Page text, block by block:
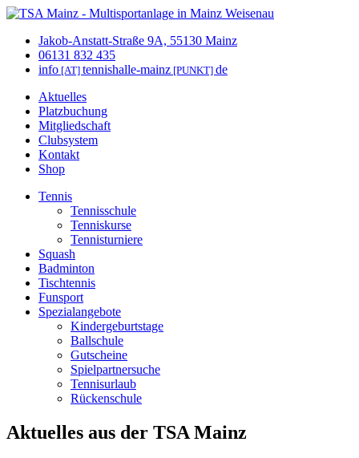
Jakob-Anstatt-Straße 9A, 55130 Mainz
06131 832 435
info [AT] tennishalle-mainz [PUNKT] de
Aktuelles
Platzbuchung
Mitgliedschaft
Clubsystem
Kontakt
Shop
Tennis
Tennisschule
Tenniskurse
Tennisturniere
Squash
Badminton
Tischtennis
Funsport
Spezialangebote
Kindergeburtstage
Ballschule
Gutscheine
Spielpartnersuche
Tennisurlaub
Rückenschule
Aktuelles aus der TSA Mainz